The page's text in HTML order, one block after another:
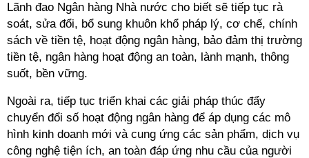
Lãnh đao Ngân hàng Nhà nước cho biết sẽ tiếp tục rà
soát, sửa đổi, bổ sung khuôn khổ pháp lý, cơ chế, chính
sách về tiền tệ, hoạt động ngân hàng, bảo đảm thị trường
tiền tệ, ngân hàng hoạt động an toàn, lành mạnh, thông
suốt, bền vững.
Ngoài ra, tiếp tục triển khai các giải pháp thúc đẩy
chuyển đổi số hoạt động ngân hàng để áp dụng các mô
hình kinh doanh mới và cung ứng các sản phẩm, dịch vụ
công nghệ tiện ích, an toàn đáp ứng nhu cầu của người